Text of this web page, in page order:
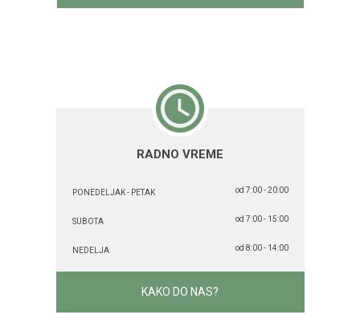
RADNO VREME
PONEDELJAK - PETAK od 7:00 - 20:00
SUBOTA od 7:00 - 15:00
NEDELJA od 8:00 - 14:00
KAKO DO NAS?